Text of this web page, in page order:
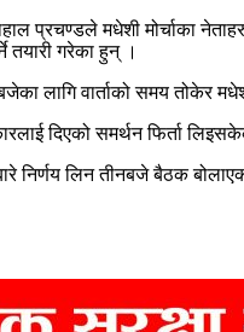
प्रचण्डले मधेशी मोर्चाका
तयारी गरेका हुन् ।
लागि वार्ताको समय तोकेर
दिएको समर्थन फिर्ता
निर्णय लिन तीनबजे बैठक